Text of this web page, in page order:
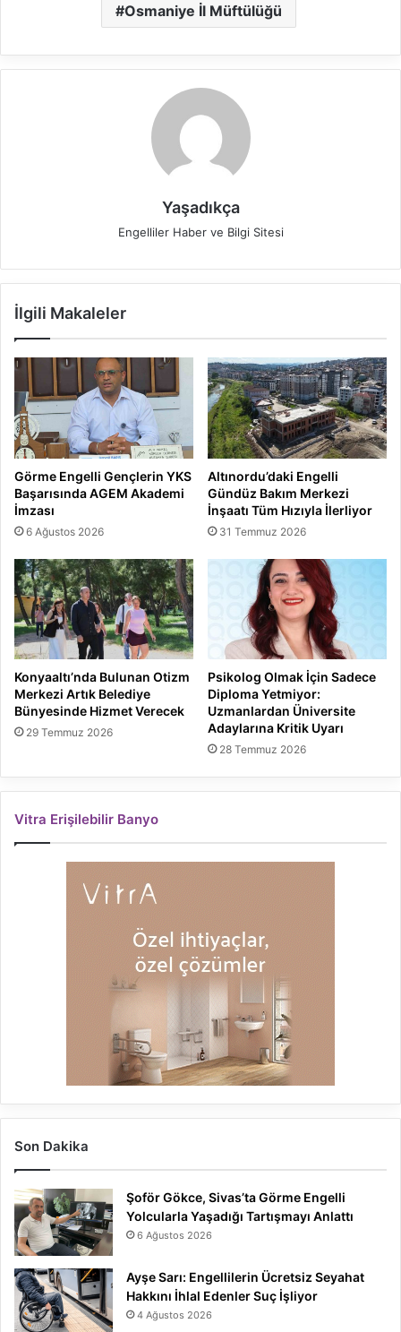
Osmaniye İl Müftülüğü
Yaşadıkça
Engelliler Haber ve Bilgi Sitesi
İlgili Makaleler
Görme Engelli Gençlerin YKS
Başarısında AGEM Akademi
İmzası
6 Ağustos 2026
Altınordu’daki Engelli
Gündüz Bakım Merkezi
İnşaatı Tüm Hızıyla İlerliyor
31 Temmuz 2026
Konyaaltı’nda Bulunan Otizm
Merkezi Artık Belediye
Bünyesinde Hizmet Verecek
29 Temmuz 2026
Psikolog Olmak İçin Sadece
Diploma Yetmiyor:
Uzmanlardan Üniversite
Adaylarına Kritik Uyarı
28 Temmuz 2026
Vitra Erişilebilir Banyo
Son Dakika
Şoför Gökce, Sivas’ta Görme Engelli
Yolcularla Yaşadığı Tartışmayı Anlattı
6 Ağustos 2026
Ayşe Sarı: Engellilerin Ücretsiz Seyahat
Hakkını İhlal Edenler Suç İşliyor
4 Ağustos 2026